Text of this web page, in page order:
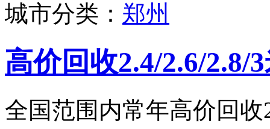
城市分类： 郑州
高价回收2.4/2.6/2.8/
全国范围内常年高价回收